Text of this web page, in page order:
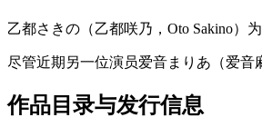
乙都さきの（乙都咲乃，Oto Sakino）
尽管近期另一位演员爱音まりあ（爱
作品目录与发行信息